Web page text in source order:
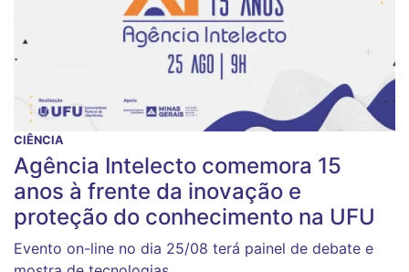
CIÊNCIA
Agência Intelecto comemora 15
anos à frente da inovação e
proteção do conhecimento na UFU
Evento on-line no dia 25/08 terá painel de debate e